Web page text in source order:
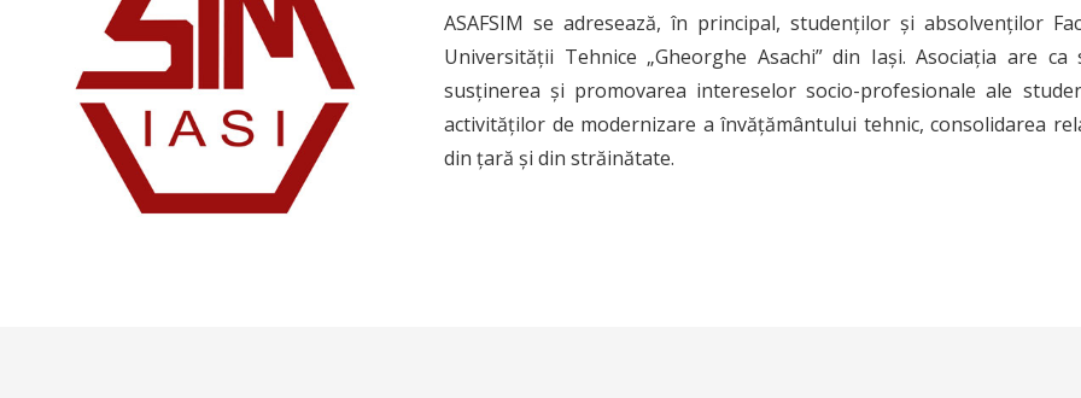
ASAFSIM se adresează, în principal, studenților și absolvenților
Universității Tehnice „Gheorghe Asachi” din Iași. Asociația are
susținerea și promovarea intereselor socio-profesionale ale
activităților de modernizare a învățământului tehnic, consolidarea
din țară și din străinătate.